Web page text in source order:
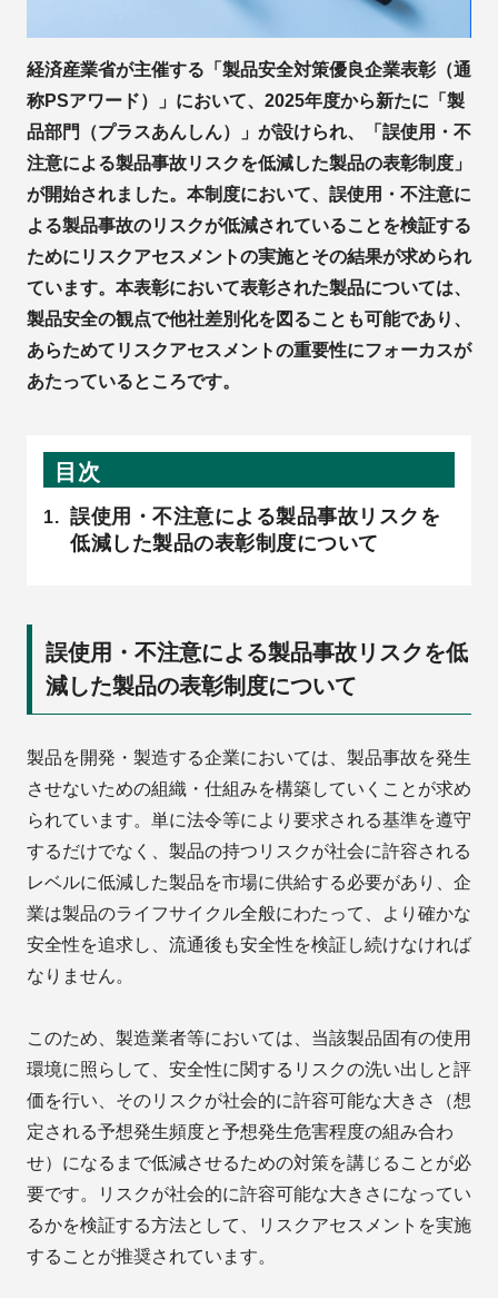
経済産業省が主催する「製品安全対策優良企業表彰（通
称PSアワード）」において、2025年度から新たに「製
品部門（プラスあんしん）」が設けられ、「誤使用・不
注意による製品事故リスクを低減した製品の表彰制度」
が開始されました。本制度において、誤使用・不注意に
よる製品事故のリスクが低減されていることを検証する
ためにリスクアセスメントの実施とその結果が求められ
ています。本表彰において表彰された製品については、
製品安全の観点で他社差別化を図ることも可能であり、
あらためてリスクアセスメントの重要性にフォーカスが
あたっているところです。
目次
誤使用・不注意による製品事故リスクを
低減した製品の表彰制度について
誤使用・不注意による製品事故リスクを低
減した製品の表彰制度について
製品を開発・製造する企業においては、製品事故を発生
させないための組織・仕組みを構築していくことが求め
られています。単に法令等により要求される基準を遵守
するだけでなく、製品の持つリスクが社会に許容される
レベルに低減した製品を市場に供給する必要があり、企
業は製品のライフサイクル全般にわたって、より確かな
安全性を追求し、流通後も安全性を検証し続けなければ
なりません。
このため、製造業者等においては、当該製品固有の使用
環境に照らして、安全性に関するリスクの洗い出しと評
価を行い、そのリスクが社会的に許容可能な大きさ（想
定される予想発生頻度と予想発生危害程度の組み合わ
せ）になるまで低減させるための対策を講じることが必
要です。リスクが社会的に許容可能な大きさになってい
るかを検証する方法として、リスクアセスメントを実施
することが推奨されています。